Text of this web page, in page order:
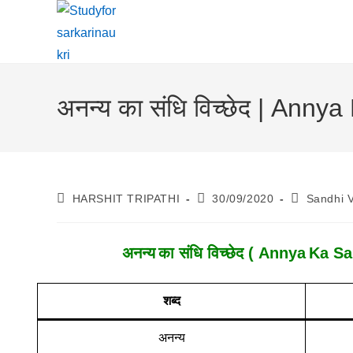
अनन्य का संधि विच्छेद |
PostHARSHIT TRIPATHI
Post30/09/2020
PostSandhi
अनन्यका संधि विच्छेद ( Annya Ka
शब्द
अनन्य